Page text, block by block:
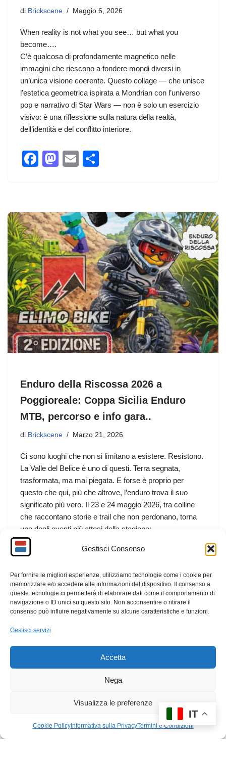
Gestisci Consenso
Per fornire le migliori esperienze, utilizziamo tecnologie come i cookie per
memorizzare e/o accedere alle informazioni del dispositivo. Il consenso a
queste tecnologie ci permetterà di elaborare dati come il comportamento di
navigazione o ID unici su questo sito. Non acconsentire o ritirare il
consenso può influire negativamente su alcune caratteristiche e funzioni.
Gestisci servizi
Accetta
Nega
Visualizza le preferenze
Cookie PolicyInformativa sulla PrivacyTermini e Condizioni
di Brickscene Maggio 6, 2026
When reality is not what you see… but what you
become….
C’è qualcosa di profondamente magnetico nelle
immagini che riescono a fondere mondi diversi in
un’unica visione coerente. Questo collage — che unisce
l’estetica geometrica ispirata a Mondrian con l’universo
pop e narrativo di Star Wars — non è solo un esercizio
visivo: è una riflessione sulla natura della realtà,
dell’identità e del conflitto interiore.
F
e
b
o
o
k
M
o
d
o
n
E
di
vi
di
Enduro della Riscossa 2026 a
Poggioreale: Coppa Sicilia Enduro
MTB, percorso e info gara..
di Brickscene Marzo 21, 2026
Ci sono luoghi che non si limitano a esistere. Resistono.
La Valle del Belice è uno di questi. Terra segnata,
trasformata, ma mai piegata. E forse è proprio per
questo che qui, più che altrove, l’enduro trova il suo
significato più vero. Il 23 e 24 maggio 2026, tra colline
che raccontano storie e trail che non perdonano, torna
uno degli eventi più attesi della stagione:
Enduro della Riscossa 2026 Non è solo una gara. È
un ritorno. È una dichiarazione.
F
a
c
e
b
M
a
st
d
E
m
ail
C
o
n
vi
di
IT